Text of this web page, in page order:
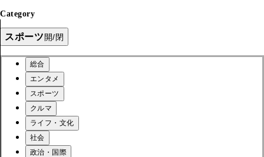
Category
スポーツ開/閉
総合
エンタメ
スポーツ
クルマ
ライフ・文化
社会
政治・国際